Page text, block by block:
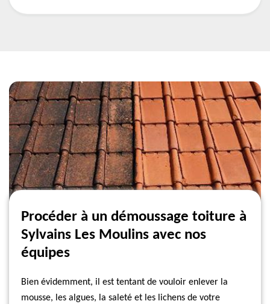
Procéder à un démoussage toiture à
Sylvains Les Moulins avec nos
équipes
Bien évidemment, il est tentant de vouloir enlever la
mousse, les algues, la saleté et les lichens de votre